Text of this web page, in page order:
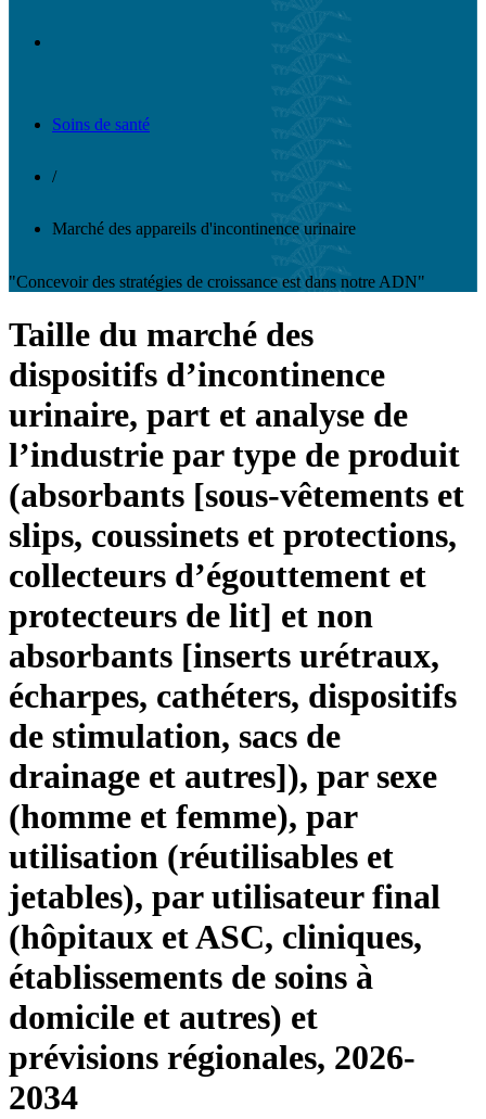
Soins de santé
/
Marché des appareils d'incontinence urinaire
"Concevoir des stratégies de croissance est dans notre ADN"
Taille du marché des
dispositifs d’incontinence
urinaire, part et analyse de
l’industrie par type de produit
(absorbants [sous-vêtements et
slips, coussinets et protections,
collecteurs d’égouttement et
protecteurs de lit] et non
absorbants [inserts urétraux,
écharpes, cathéters, dispositifs
de stimulation, sacs de
drainage et autres]), par sexe
(homme et femme), par
utilisation (réutilisables et
jetables), par utilisateur final
(hôpitaux et ASC, cliniques,
établissements de soins à
domicile et autres) et
prévisions régionales, 2026-
2034